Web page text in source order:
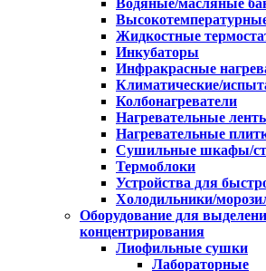
Водяные/масляные
Жидкостные
Инкубаторы
Инфракрасные
Климатические/
Колбонагреватели
Нагревательные
Нагревательные
Сушильные шкафы/
Термоблоки
Устройства для
Холодильники/
Оборудование для
концентрирования
Лиофильные сушки
Лабораторные